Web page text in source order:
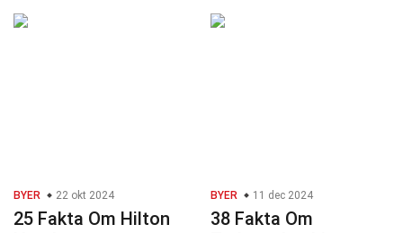
BYER 22 okt 2024
25 Fakta Om Hilton
BYER 11 dec 2024
38 Fakta Om